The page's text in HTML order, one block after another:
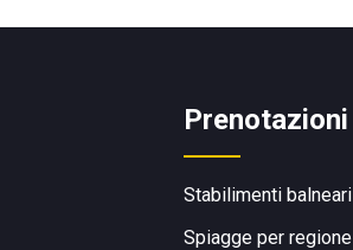
Prenotazioni
Stabilimenti balneari
Spiagge per regione